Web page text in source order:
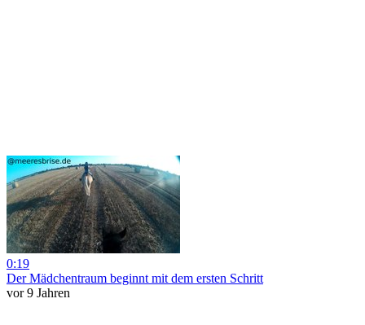
0:19
Der Mädchentraum beginnt mit dem ersten Schritt
vor 9 Jahren